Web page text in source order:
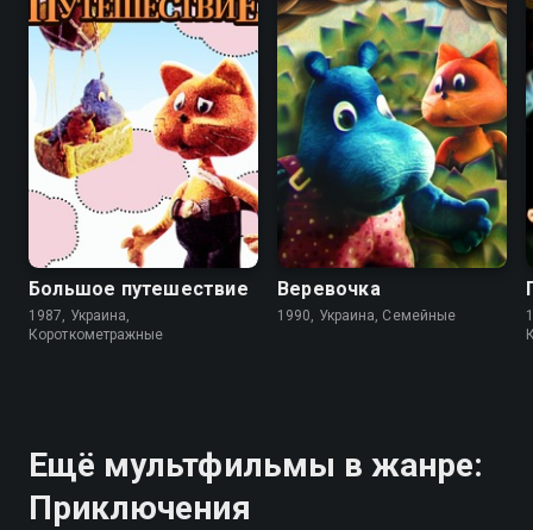
Большое путешествие
1987, Украина,
Короткометражные
7.3
Веревочка
1990, Украина, Семейные
Ещё мультфильмы в жанре:
Приключения